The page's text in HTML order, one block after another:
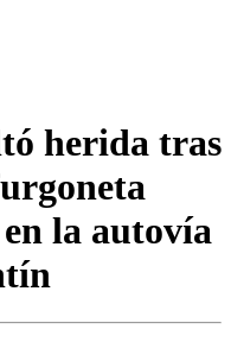
herida tras
la autovía